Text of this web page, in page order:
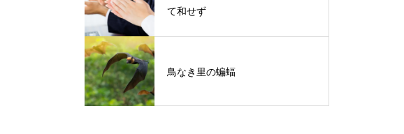
て和せず
鳥なき里の蝙蝠